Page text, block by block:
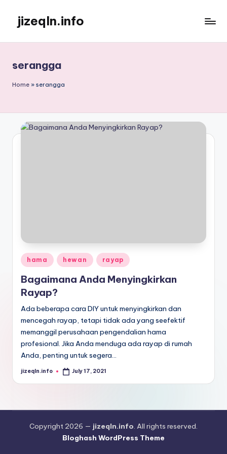
content
jizeqln.info
Informasi
Terpercaya
serangga
Home » serangga
Posted
in
hama hewan rayap
Bagaimana Anda Menyingkirkan
Rayap?
Ada beberapa cara DIY untuk menyingkirkan dan
mencegah rayap, tetapi tidak ada yang seefektif
memanggil perusahaan pengendalian hama
profesional. Jika Anda menduga ada rayap di rumah
Anda, penting untuk segera…
Posted
jizeqln.info July 17, 2021
Copyright 2026 — jizeqln.info. All rights reserved.
Bloghash WordPress Theme